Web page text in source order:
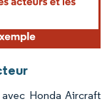
Honda Aircraft